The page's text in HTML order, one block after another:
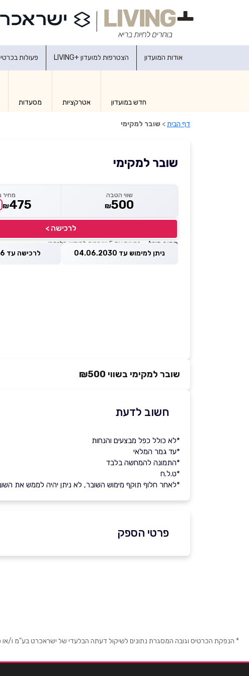
אודות המועדון הצטרפות למועדון +LIVING פעולות
חדש במועדון אטרקציות מסעדות
דף הבית> שובר למקימי
שובר למקימי
שווי הטבה
₪500
מחיר
₪475
לרכישה >
מחיר מוזל — זכאות עד 5 שוברים לחודש קלנדרי
ניתן למימוש עד 04.06.2030 לרכישה עד 31.08.2026
שובר למקימי בשווי ₪500
חשוב לדעת
*לא כולל כפל מבצעים והנחות
*עד גמר המלאי
*התמונה להמחשה בלבד
*ט.ל.ח
*לאחר חלוף תוקף מימוש השובר, לא ניתן יהיה לממש את השובר
פרטי הספק
* הנפקת הכרטיס וגובה המסגרת נתונים לשיקול דעתה הבלעדי של ישראכרט בע"מ ו/או